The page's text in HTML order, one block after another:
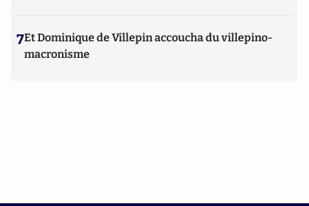
7Et Dominique de Villepin accoucha du villepino-
macronisme